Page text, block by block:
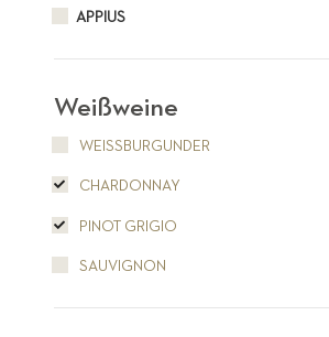
APPIUS
Weißweine
WEISSBURGUNDER
CHARDONNAY
PINOT GRIGIO
SAUVIGNON